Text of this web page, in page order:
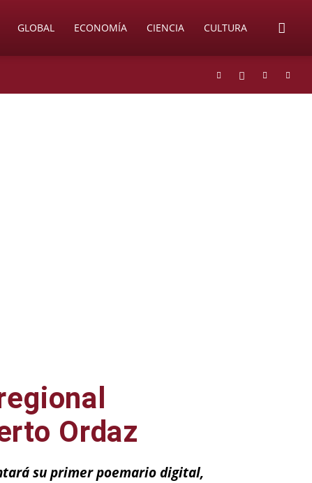
GLOBAL ECONOMÍA CIENCIA CULTURA
Ordaz
su primer poemario digital,